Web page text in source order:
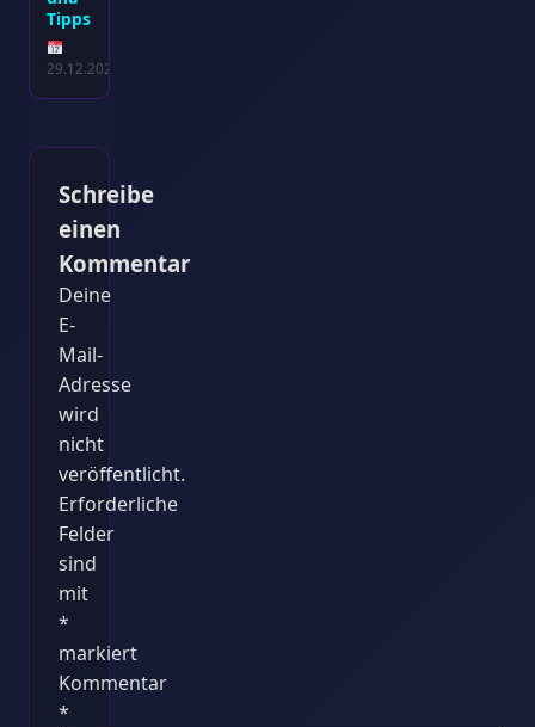
Tipps
29.12.2024
Schreibe
einen
Kommentar
Deine
E-
Mail-
Adresse
wird
nicht
veröffentlicht.
Erforderliche
Felder
sind
mit
*
markiert
Kommentar
*